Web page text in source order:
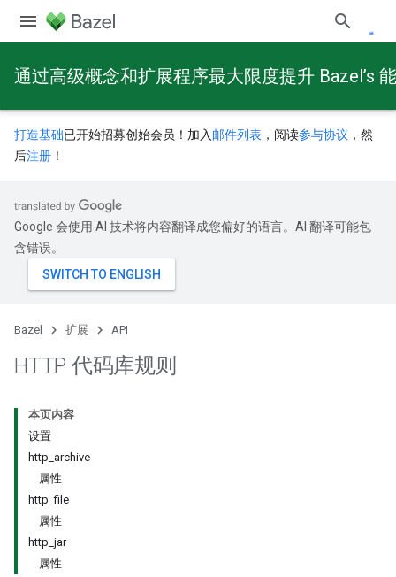
通过高级概念和扩展程序最大限度提升 Bazel’s
打造基础已开始招募创始会员！加入 邮件列表 ，阅读参与协议 ，然
后注册 ！
Google 会使用 AI 技术将内容翻译成您偏好的语言。AI 翻译可能包
含错误。
Bazel 扩展 API
HTTP 代码库规则
本页内容
设置
http_archive
属性
http_file
属性
http_jar
属性